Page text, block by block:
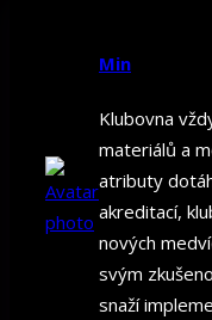
Min
Klubovna
materiálů a
atributy
akreditací,
nových
svým
snaží